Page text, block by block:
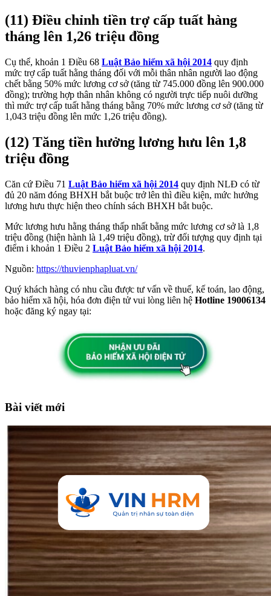
(11) Điều chỉnh tiền trợ cấp tuất hàng
tháng lên 1,26 triệu đồng
Cụ thể, khoản 1 Điều 68 Luật Bảo hiểm xã hội 2014 quy định
mức trợ cấp tuất hằng tháng đối với mỗi thân nhân người lao động
chết bằng 50% mức lương cơ sở (tăng từ 745.000 đồng lên 900.000
đồng); trường hợp thân nhân không có người trực tiếp nuôi dưỡng
thì mức trợ cấp tuất hằng tháng bằng 70% mức lương cơ sở (tăng từ
1,043 triệu đồng lên mức 1,26 triệu đồng).
(12) Tăng tiền hưởng lương hưu lên 1,8
triệu đồng
Căn cứ Điều 71 Luật Bảo hiểm xã hội 2014 quy định NLĐ có từ
đủ 20 năm đóng BHXH bắt buộc trở lên thì điều kiện, mức hưởng
lương hưu thực hiện theo chính sách BHXH bắt buộc.
Mức lương hưu hằng tháng thấp nhất bằng mức lương cơ sở là 1,8
triệu đồng (hiện hành là 1,49 triệu đồng), trừ đối tượng quy định tại
điểm i khoản 1 Điều 2 Luật Bảo hiểm xã hội 2014.
Nguồn: https://thuvienphapluat.vn/
Quý khách hàng có nhu cầu được tư vấn về thuế, kế toán, lao động,
bảo hiểm xã hội, hóa đơn điện tử vui lòng liên hệ Hotline 19006134
hoặc đăng ký ngay tại:
Bài viết mới